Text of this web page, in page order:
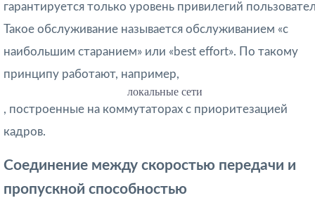
гарантируется только уровень привилегий
Такое обслуживание называется обслуживани­ем «с
наибольшим старанием» или «best effort». По тако­му
принципу работают, например,
локальные сети
, построенные на коммутаторах с приоритезацией
кадров.
Соединение между скоростью передачи и
пропускной способностью